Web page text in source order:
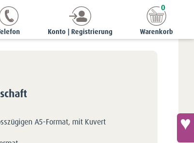
Konto | Registrierung Warenkorb
0
superb | A5 hoch Superb-Karte - Winterlandschaft
A5-Format, mit Kuvert